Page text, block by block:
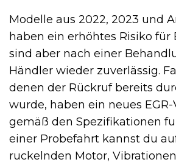
Modelle aus 2022, 2023 und
haben ein erhöhtes Risiko für
sind aber nach einer
Händler wieder zuverlässig.
denen der Rückruf bereits
wurde, haben ein neues EGR-
gemäß den Spezifikationen
einer Probefahrt kannst du
ruckelnden Motor,